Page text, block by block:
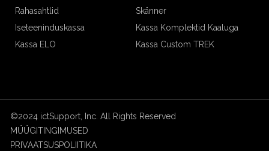
Rahasahtlid
Skänner
Iseteeninduskassa
Kassa Komplektid Kaaluga
Kassa ELO
Kassa Custom TREK
©2024 ictSupport, Inc. All Rights Reserved
MÜÜGITINGIMUSED
PRIVAATSUSPOLIITIKA